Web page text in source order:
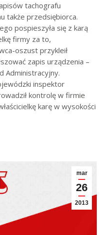
tachografu
także przedsiębiorca.
pospieszyła się z karą
firmy za to,
oszust przykleił
zapis urządzenia –
Administracyjny.
inspektor
kontrolę w firmie
karę w wysokości
mar
26
2013